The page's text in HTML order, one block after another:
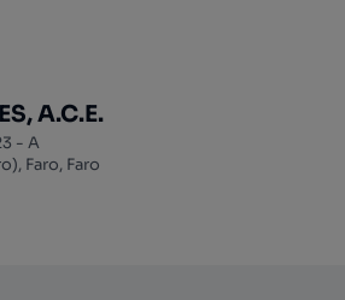
A.C.E.
- A
Faro, Faro